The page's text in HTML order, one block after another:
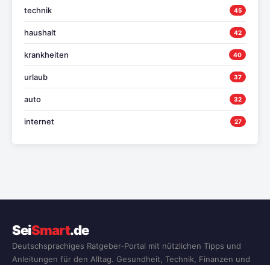
technik 45
haushalt 42
krankheiten 40
urlaub 37
auto 32
internet 27
SeiSmart.de
Deutschsprachiges Ratgeber-Portal mit nützlichen Tipps und
Anleitungen für den Alltag. Gesundheit, Technik, Finanzen und